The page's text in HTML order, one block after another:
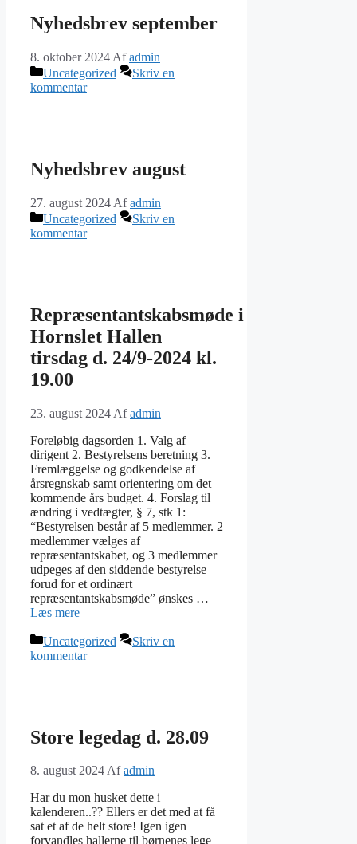
Nyhedsbrev september
8. oktober 2024 Afadmin
Kategorier
Uncategorized
Skriv en
kommentar
Nyhedsbrev august
27. august 2024 Afadmin
Kategorier
Uncategorized
Skriv en
kommentar
Repræsentantskabsmøde i
Hornslet Hallen
tirsdag d. 24/9-2024 kl.
19.00
23. august 2024 Afadmin
Foreløbig dagsorden 1. Valg af
dirigent 2. Bestyrelsens beretning 3.
Fremlæggelse og godkendelse af
årsregnskab samt orientering om det
kommende års budget. 4. Forslag til
ændring i vedtægter, § 7, stk 1:
“Bestyrelsen består af 5 medlemmer. 2
medlemmer vælges af
repræsentantskabet, og 3 medlemmer
udpeges af den siddende bestyrelse
forud for et ordinært
repræsentantskabsmøde” ønskes …
Læs mere
Kategorier
Uncategorized
Skriv en
kommentar
Store legedag d. 28.09
8. august 2024Afadmin
Har du mon husket dette i
kalenderen..?? Ellers er det med at få
sat et af de helt store! Igen igen
forvandles hallerne til børnenes lege